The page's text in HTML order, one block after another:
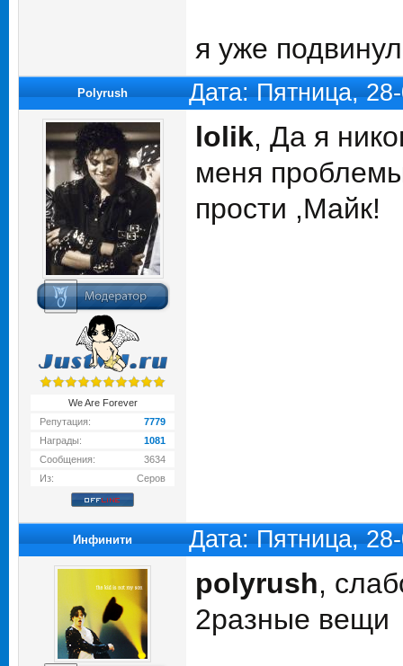
я уже
Polyrush Дата: Пятница,
We Are Forever
Репутация:
7779
Награды:
1081
Сообщения:
3634
Из:
Серов
lolik, Да я
меня
прости ,Майк!
Инфинити Дата: Пятница,
polyrush,
2разные вещи